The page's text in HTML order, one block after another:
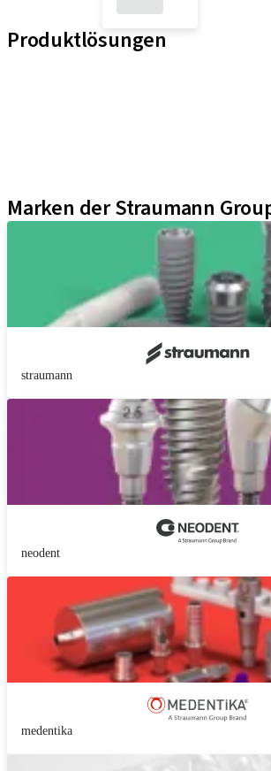
Produktlösungen
Marken der Straumann
straumann
neodent
medentika